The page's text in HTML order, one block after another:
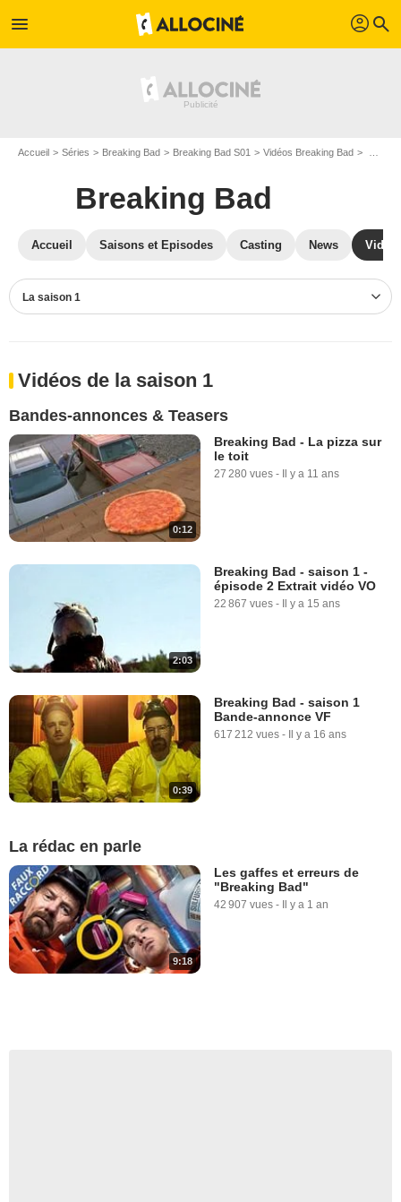
menu profil search
Accueil Séries Breaking Bad Breaking Bad S01 Vidéos Breaking Bad
Breaking Bad
Accueil Saisons et Episodes Casting News
La saison 1
Vidéos de la saison 1
Bandes-annonces & Teasers
0:12
Breaking Bad - La pizza sur
le toit
27 280 vues - Il y a 11 ans
2:03
Breaking Bad - saison 1 -
épisode 2 Extrait vidéo VO
22 867 vues - Il y a 15 ans
0:39
Breaking Bad - saison 1
Bande-annonce VF
617 212 vues - Il y a 16 ans
La rédac en parle
9:18
Les gaffes et erreurs de
"Breaking Bad"
42 907 vues - Il y a 1 an